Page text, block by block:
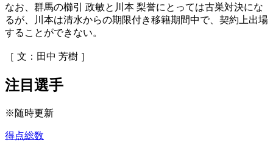
なお、群馬の櫛引 政敏と川本 梨誉にとっては古巣対決にな
るが、川本は清水からの期限付き移籍期間中で、契約上出場
することができない。
［ 文：田中 芳樹 ］
注目選手
※随時更新
得点総数